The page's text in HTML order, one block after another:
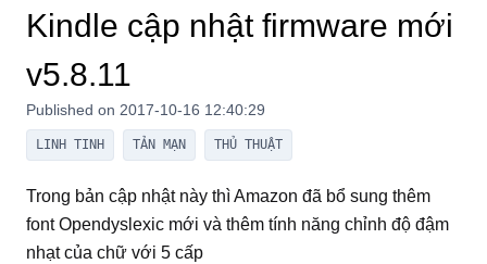
Kindle cập nhật firmware mới
v5.8.11
Published on 2017-10-16 12:40:29
LINH TINH TẢN MẠN THỦ THUẬT
Trong bản cập nhật này thì Amazon đã bổ sung thêm
font Opendyslexic mới và thêm tính năng chỉnh độ đậm
nhạt của chữ với 5 cấp